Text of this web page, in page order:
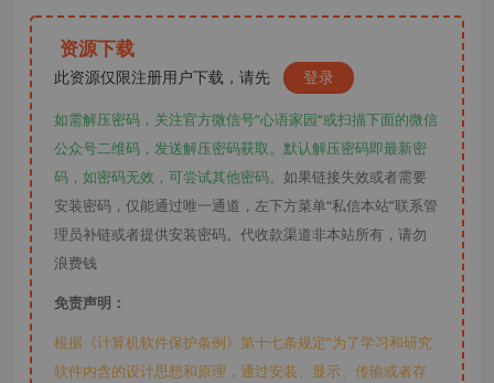
资源下载
此资源仅限注册用户下载，请先 登录
如需解压密码，关注官方微信号“心语家园“或扫描下面的微信
公众号二维码，发送解压密码获取。默认解压密码即最新密
码，如密码无效，可尝试其他密码。 如果链接失效或者需要
安装密码，仅能通过唯一通道，左下方菜单“私信本站”联系管
理员补链或者提供安装密码。代收款渠道非本站所有，请勿
浪费钱
免责声明：
根据《计算机软件保护条例》第十七条规定“为了学习和研究
软件内含的设计思想和原理，通过安装、显示、传输或者存